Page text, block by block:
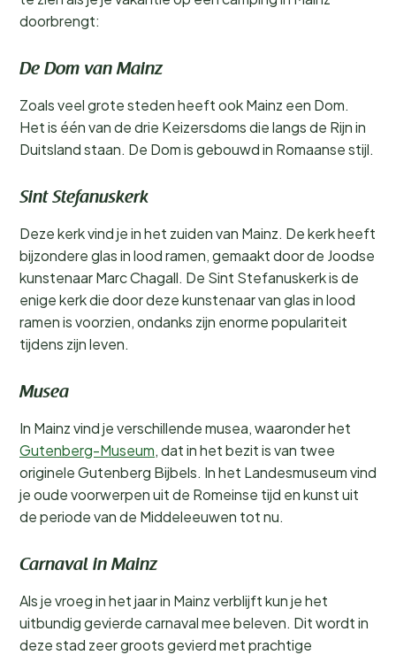
doorbrengt:
De Dom van Mainz
Zoals veel grote steden heeft ook Mainz een Dom.
Het is één van de drie Keizersdoms die langs de Rijn in
Duitsland staan. De Dom is gebouwd in Romaanse stijl.
Sint Stefanuskerk
Deze kerk vind je in het zuiden van Mainz. De kerk heeft
bijzondere glas in lood ramen, gemaakt door de Joodse
kunstenaar Marc Chagall. De Sint Stefanuskerk is de
enige kerk die door deze kunstenaar van glas in lood
ramen is voorzien, ondanks zijn enorme populariteit
tijdens zijn leven.
Musea
In Mainz vind je verschillende musea, waaronder het
Gutenberg-Museum, dat in het bezit is van twee
originele Gutenberg Bijbels. In het Landesmuseum vind
je oude voorwerpen uit de Romeinse tijd en kunst uit
de periode van de Middeleeuwen tot nu.
Carnaval in Mainz
Als je vroeg in het jaar in Mainz verblijft kun je het
uitbundig gevierde carnaval mee beleven. Dit wordt in
deze stad zeer groots gevierd met prachtige